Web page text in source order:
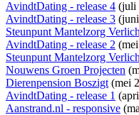
AvindtDating - release 4 (juli
AvindtDating - release 3
Steunpunt Mantelzorg
AvindtDating - release 2
Steunpunt Mantelzorg
Nouwens Groen Projecten
Dierenpension Boszigt(mei
AvindtDating - release 1
Aanstrand.nl - responsive